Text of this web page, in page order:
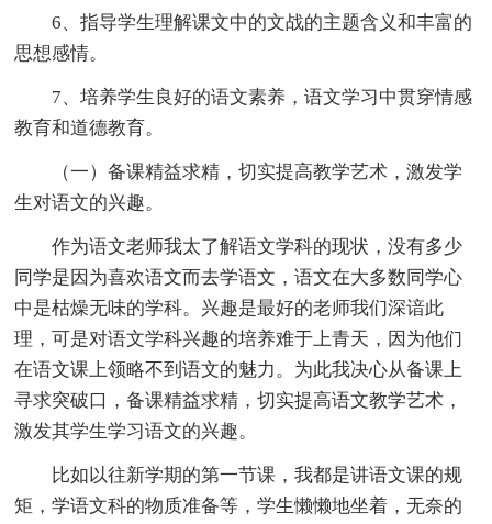
6、指导学生理解课文中的文战的主题含义和丰富的
思想感情。
7、培养学生良好的语文素养，语文学习中贯穿情感
教育和道德教育。
（一）备课精益求精，切实提高教学艺术，激发学
生对语文的兴趣。
作为语文老师我太了解语文学科的现状，没有多少
同学是因为喜欢语文而去学语文，语文在大多数同学心
中是枯燥无味的学科。兴趣是最好的老师我们深谙此
理，可是对语文学科兴趣的培养难于上青天，因为他们
在语文课上领略不到语文的魅力。为此我决心从备课上
寻求突破口，备课精益求精，切实提高语文教学艺术，
激发其学生学习语文的兴趣。
比如以往新学期的第一节课，我都是讲语文课的规
矩，学语文科的物质准备等，学生懒懒地坐着，无奈的